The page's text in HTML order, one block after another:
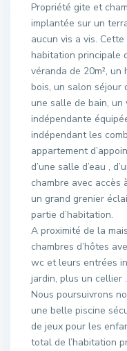
Propriété gite et
implantée sur un
aucun vis a vis.
habitation principale
véranda de 20m², un
bois, un salon séjour
une salle de bain, un
indépendante
indépendant les
appartement
d’une salle d’eau ,
chambre avec accès
un grand grenier
partie d’habitation.
A proximité de la
chambres d’hôtes
wc et leurs entrées
jardin, plus un cellier .
Nous poursuivrons
une belle piscine
de jeux pour les
total de l’habitation